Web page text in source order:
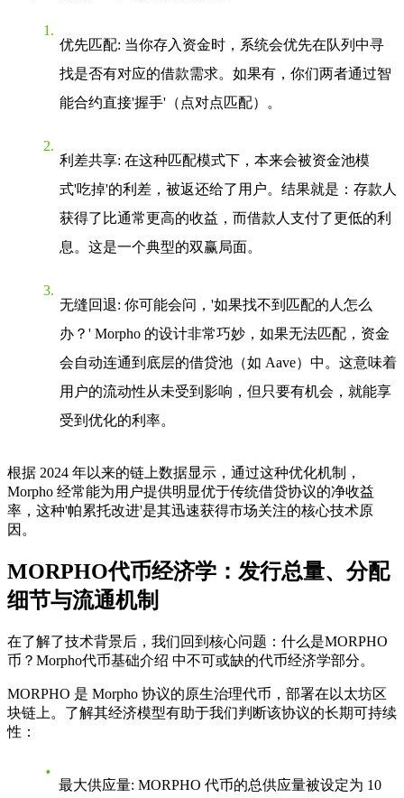
优先匹配: 当你存入资金时，系统会优先在队列中寻
找是否有对应的借款需求。如果有，你们两者通过智
能合约直接'握手'（点对点匹配）。
利差共享: 在这种匹配模式下，本来会被资金池模
式'吃掉'的利差，被返还给了用户。结果就是：存款人
获得了比通常更高的收益，而借款人支付了更低的利
息。这是一个典型的双赢局面。
无缝回退: 你可能会问，'如果找不到匹配的人怎么
办？' Morpho 的设计非常巧妙，如果无法匹配，资金
会自动连通到底层的借贷池（如 Aave）中。这意味着
用户的流动性从未受到影响，但只要有机会，就能享
受到优化的利率。
根据 2024 年以来的链上数据显示，通过这种优化机制，
Morpho 经常能为用户提供明显优于传统借贷协议的净收益
率，这种'帕累托改进'是其迅速获得市场关注的核心技术原
因。
MORPHO代币经济学：发行总量、分配
细节与流通机制
在了解了技术背景后，我们回到核心问题： 什么是MORPHO
币？Morpho代币基础介绍 中不可或缺的代币经济学部分。
MORPHO 是 Morpho 协议的原生治理代币，部署在以太坊区
块链上。了解其经济模型有助于我们判断该协议的长期可持续
性：
最大供应量: MORPHO 代币的总供应量被设定为 10